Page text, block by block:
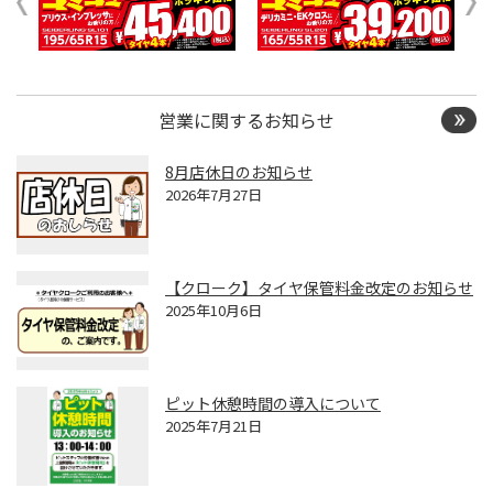
営業に関するお知らせ
8月店休日のお知らせ
2026年7月27日
【クローク】タイヤ保管料金改定のお知らせ
2025年10月6日
ピット休憩時間の導入について
2025年7月21日